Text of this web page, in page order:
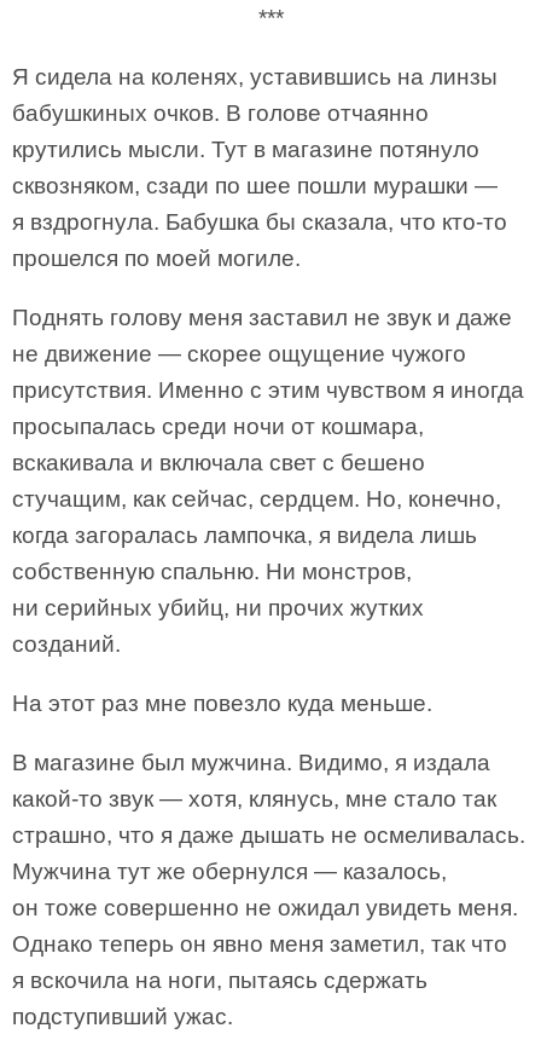
***
Я сидела на коленях, уставившись на линзы
бабушкиных очков. В голове отчаянно
крутились мысли. Тут в магазине потянуло
сквозняком, сзади по шее пошли мурашки —
я вздрогнула. Бабушка бы сказала, что кто-то
прошелся по моей могиле.
Поднять голову меня заставил не звук и даже
не движение — скорее ощущение чужого
присутствия. Именно с этим чувством я иногда
просыпалась среди ночи от кошмара,
вскакивала и включала свет с бешено
стучащим, как сейчас, сердцем. Но, конечно,
когда загоралась лампочка, я видела лишь
собственную спальню. Ни монстров,
ни серийных убийц, ни прочих жутких
созданий.
На этот раз мне повезло куда меньше.
В магазине был мужчина. Видимо, я издала
какой-то звук — хотя, клянусь, мне стало так
страшно, что я даже дышать не осмеливалась.
Мужчина тут же обернулся — казалось,
он тоже совершенно не ожидал увидеть меня.
Однако теперь он явно меня заметил, так что
я вскочила на ноги, пытаясь сдержать
подступивший ужас.